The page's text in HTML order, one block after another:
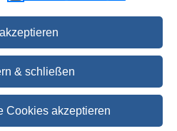
& schließen
Cookies akzeptieren